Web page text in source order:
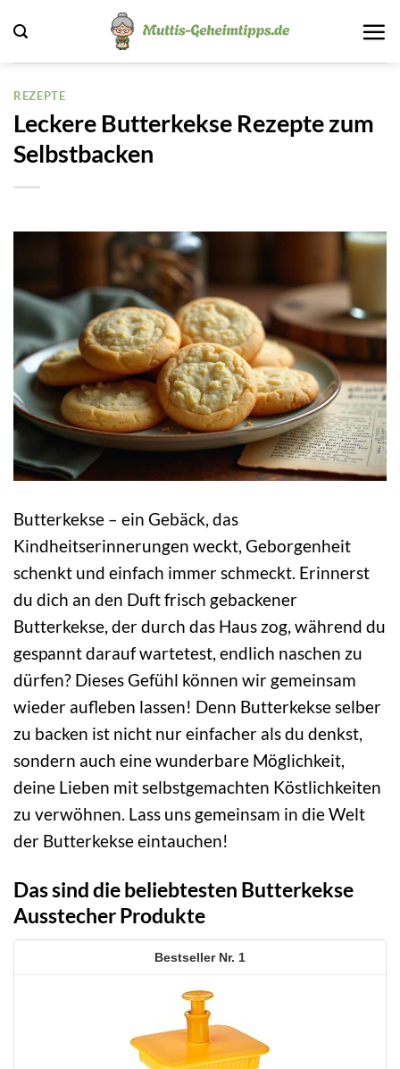
Inhalt
springen
REZEPTE
Leckere Butterkekse Rezepte zum
Selbstbacken
Butterkekse – ein Gebäck, das
Kindheitserinnerungen weckt, Geborgenheit
schenkt und einfach immer schmeckt. Erinnerst
du dich an den Duft frisch gebackener
Butterkekse, der durch das Haus zog, während du
gespannt darauf wartetest, endlich naschen zu
dürfen? Dieses Gefühl können wir gemeinsam
wieder aufleben lassen! Denn Butterkekse selber
zu backen ist nicht nur einfacher als du denkst,
sondern auch eine wunderbare Möglichkeit,
deine Lieben mit selbstgemachten Köstlichkeiten
zu verwöhnen. Lass uns gemeinsam in die Welt
der Butterkekse eintauchen!
Das sind die beliebtesten Butterkekse
Ausstecher Produkte
1